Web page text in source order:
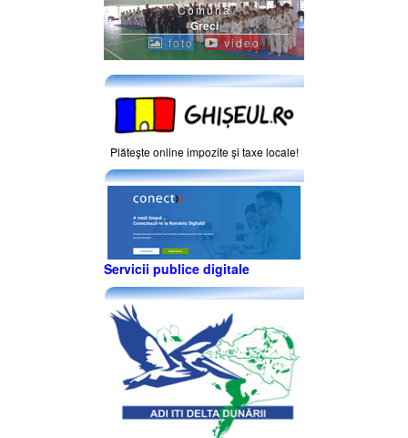
Comuna
Greci
foto video
Plăteşte online impozite şi taxe locale!
Servicii publice digitale